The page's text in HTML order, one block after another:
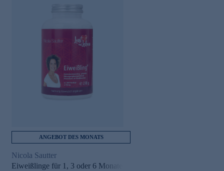
ANGEBOT DES MONATS
Nicola Sautter
Eiweißlinge für 1, 3 oder 6 Monate